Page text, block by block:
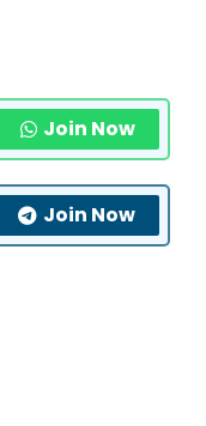
Join Now
Join Now